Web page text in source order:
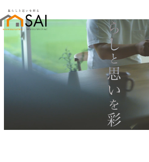
暮らし
と
思い
を
彩る